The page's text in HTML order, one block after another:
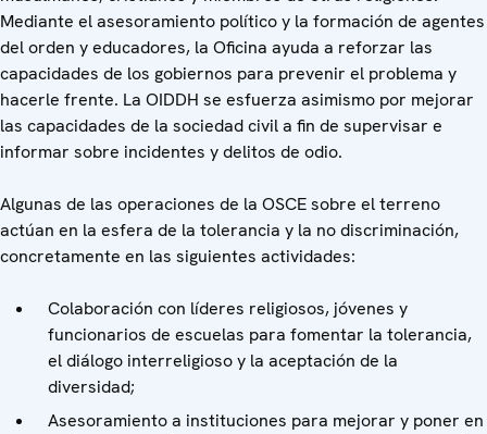
Mediante el asesoramiento político y la formación de agentes
del orden y educadores, la Oficina ayuda a reforzar las
capacidades de los gobiernos para prevenir el problema y
hacerle frente. La OIDDH se esfuerza asimismo por mejorar
las capacidades de la sociedad civil a fin de supervisar e
informar sobre incidentes y delitos de odio.
Algunas de las operaciones de la OSCE sobre el terreno
actúan en la esfera de la tolerancia y la no discriminación,
concretamente en las siguientes actividades:
Colaboración con líderes religiosos, jóvenes y
funcionarios de escuelas para fomentar la tolerancia,
el diálogo interreligioso y la aceptación de la
diversidad;
Asesoramiento a instituciones para mejorar y poner en